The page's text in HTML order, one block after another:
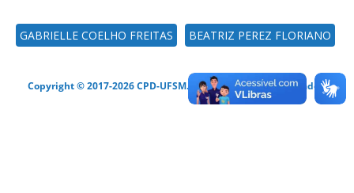
GABRIELLE COELHO FREITAS BEATRIZ PEREZ FLORIANO
Copyright © 2017-2026 CPD-UFSM. Todos os direitos reservados.